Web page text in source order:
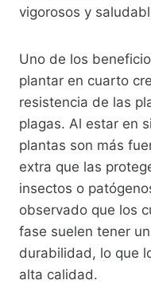
vigorosos y
Uno de los
plantar en cuarto
resistencia de las
plagas. Al estar en
plantas son más
extra que las
insectos o
observado que los
fase suelen tener
durabilidad, lo que
alta calidad.